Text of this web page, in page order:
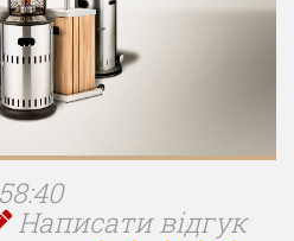
Написати відгук